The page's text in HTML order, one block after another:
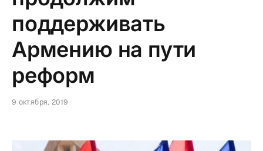
поддерживать
Армению на пути
реформ
9 октября, 2019